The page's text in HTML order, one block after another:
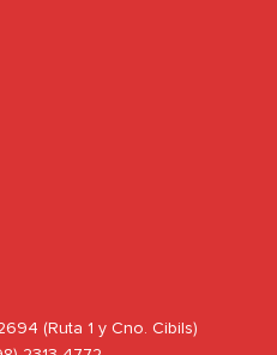
(Ruta 1 y Cno. Cibils)